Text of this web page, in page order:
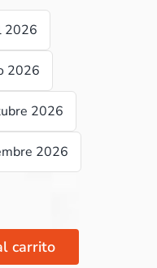
2026
2026
2026
2026
carrito